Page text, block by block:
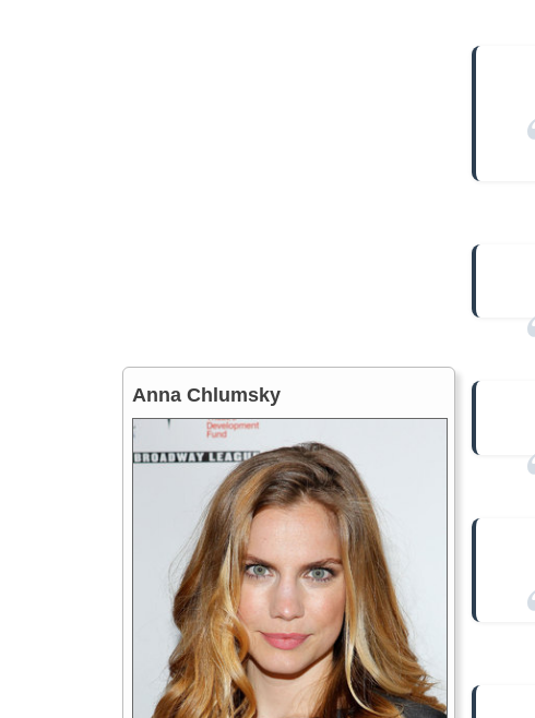
Anna Chlumsky